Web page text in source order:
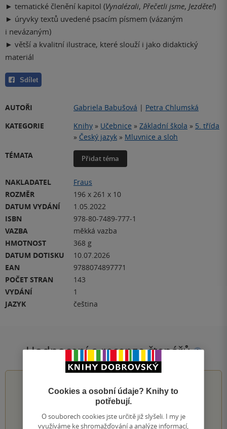
► tematické členění kapitol (Vynalézali, Přečetli jsme, Jezděte!)
► úryvky textů uvedené psacím písmem (vázaným
i nevázaným)
► větší a kvalitní ilustrace, které slouží i jako didaktický
materiál
Sdílet
AUTOŘI Gabriela Babušová | Petra Chlumská
KATEGORIE
Knihy » Učebnice » Základní škola » 5. třída
» Český jazyk » Mluvnice a sloh
TÉMATA
Přidat téma
NAKLADATEL
Fraus
ROZMĚR
196 x 261 x 10
DATUM VYDÁNÍ
1.05.2022
ISBN
978-80-7489-777-1
VAZBA
měkká vazba
HMOTNOST
368 g
DATUM DOTISKU
10.07.2026
EAN
9788074897771
POČET STRAN
143
VYDÁNÍ
1
JAZYK
čeština
Hodnocení a recenze čtenářů
0.0z5
Cookies a osobní údaje? Knihy to
potřebují.
O souborech cookies jste určitě již slyšeli. I my je
využíváme ke shromažďování a analýze informací,